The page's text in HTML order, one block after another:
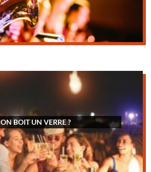
ON BOIT UN VERRE ?